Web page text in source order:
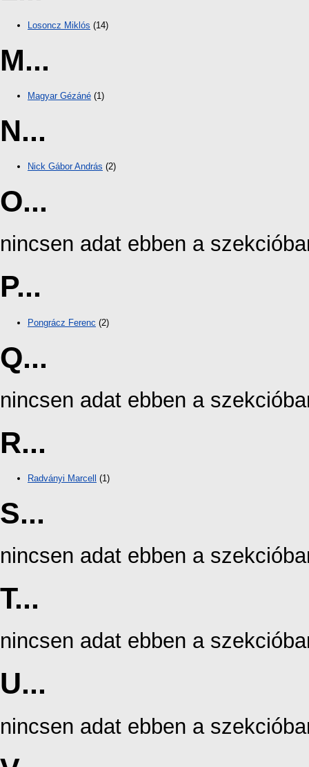
Losoncz Miklós (14)
M...
Magyar Gézáné (1)
N...
Nick Gábor András (2)
O...
nincsen adat ebben a
P...
Pongrácz Ferenc (2)
Q...
nincsen adat ebben a
R...
Radványi Marcell (1)
S...
nincsen adat ebben a
T...
nincsen adat ebben a
U...
nincsen adat ebben a